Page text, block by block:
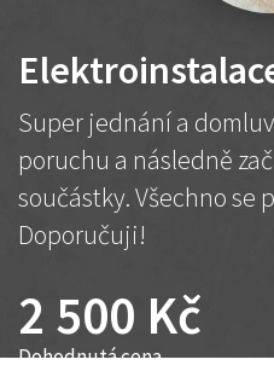
Super jednání a
poruchu a následně
součástky. Všechno se
Doporučuji!
2 500 Kč
Dohodnutá cena